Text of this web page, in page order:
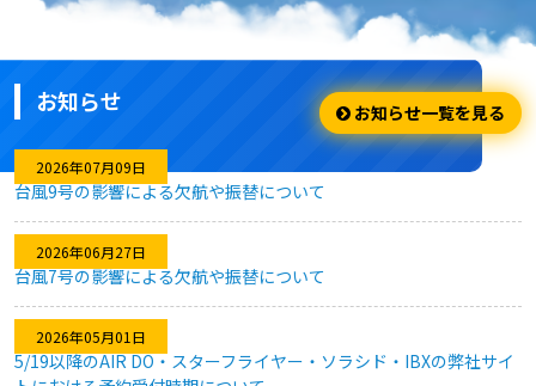
安くてお得に利用出来ました。
★★★★☆
利用のしやすさ
問題なく利用できました。
★★★★★
キャンセル対応
お知らせ お知らせ一覧を見る
2026年07月09日
台風9号の影響による欠航や振替について
2026年06月27日
台風7号の影響による欠航や振替について
2026年05月01日
5/19以降のAIR DO・スターフライヤー・ソラシド・IBXの弊社サイ